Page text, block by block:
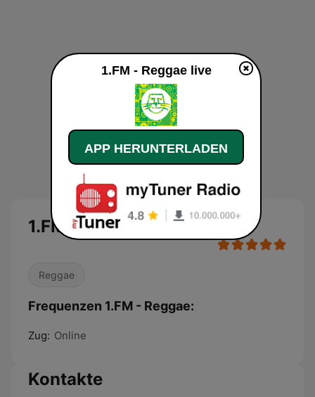
1.FM - Reggae
Reggae
Frequenzen 1.FM - Reggae:
Zug: Online
Kontakte
1.FM - Reggae live
APP HERUNTERLADEN